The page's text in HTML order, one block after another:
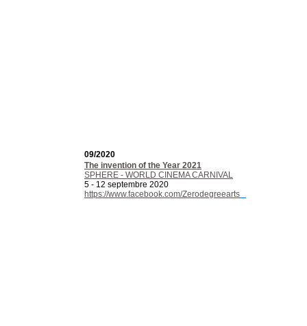
09/2020
The invention of the Year 2021
SPHERE - WORLD CINEMA CARNIVAL
5 - 12 septembre 2020
https://www.facebook.com/Zerodegreearts